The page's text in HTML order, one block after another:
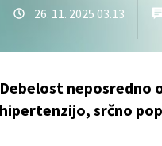
26. 11. 2025 03.13
Debelost neposredno
hipertenzijo, srčno